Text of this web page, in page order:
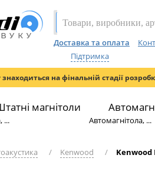
Доставка та оплата
Підтримка
знаходиться на фінальній стадії
магнітоли
... Автомагнітола, ...
/ Kenwood / Kenwood